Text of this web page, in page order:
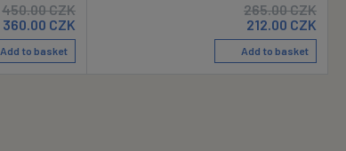
450.00CZK
360.00 CZK
Add to basket
265.00CZK
212.00 CZK
Add to basket